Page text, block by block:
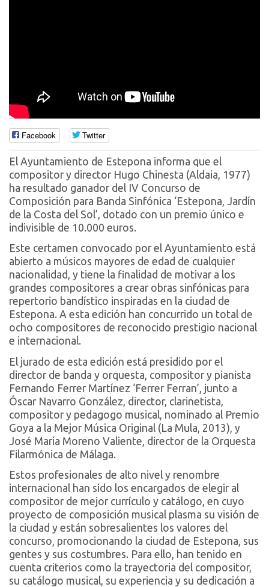
Facebook Twitter
El Ayuntamiento de Estepona informa que el
compositor y director Hugo Chinesta (Aldaia, 1977)
ha resultado ganador del IV Concurso de
Composición para Banda Sinfónica ‘Estepona, Jardín
de la Costa del Sol’, dotado con un premio único e
indivisible de 10.000 euros.
Este certamen convocado por el Ayuntamiento está
abierto a músicos mayores de edad de cualquier
nacionalidad, y tiene la finalidad de motivar a los
grandes compositores a crear obras sinfónicas para
repertorio bandístico inspiradas en la ciudad de
Estepona. A esta edición han concurrido un total de
ocho compositores de reconocido prestigio nacional
e internacional.
El jurado de esta edición está presidido por el
director de banda y orquesta, compositor y pianista
Fernando Ferrer Martínez ‘Ferrer Ferran’, junto a
Óscar Navarro González, director, clarinetista,
compositor y pedagogo musical, nominado al Premio
Goya a la Mejor Música Original (La Mula, 2013), y
José María Moreno Valiente, director de la Orquesta
Filarmónica de Málaga.
Estos profesionales de alto nivel y renombre
internacional han sido los encargados de elegir al
compositor de mejor currículo y catálogo, en cuyo
proyecto de composición musical plasma su visión de
la ciudad y están sobresalientes los valores del
concurso, promocionando la ciudad de Estepona, sus
gentes y sus costumbres. Para ello, han tenido en
cuenta criterios como la trayectoria del compositor,
su catálogo musical, su experiencia y su dedicación a